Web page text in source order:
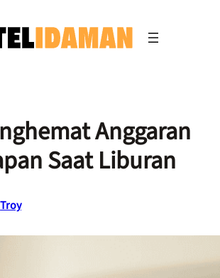
Anggaran
Saat Liburan
Troy